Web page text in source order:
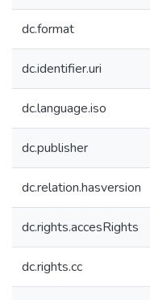
dc.format
dc.identifier.uri
dc.language.iso
dc.publisher
dc.relation.hasversion
dc.rights.accesRights
dc.rights.cc